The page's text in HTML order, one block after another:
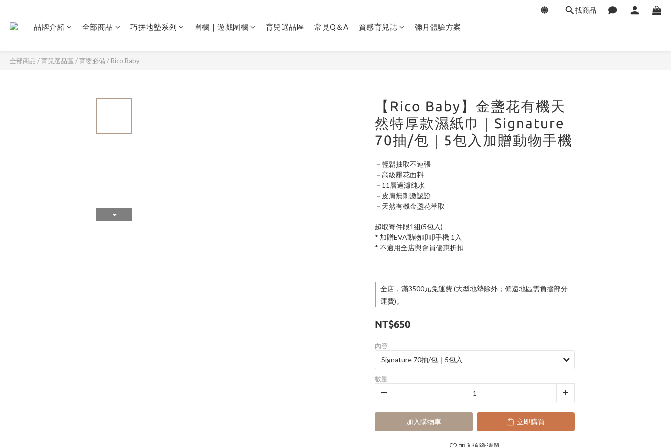
找商品
品牌介紹 全部商品 巧拼地墊系列 圍欄｜遊戲圍欄 育兒選品區 常見Q＆A 質感育兒誌 彌月體驗方案
全部商品 /育兒選品區 /育嬰必備/ Rico Baby
【Rico Baby】⾦盞花有機天
然特厚款濕紙⼱｜Signature
70抽/包｜5包入加贈動物手機
－輕鬆抽取不連張
－高級壓花面料
－11層過濾純水
－皮膚無刺激認證
－天然有機金盞花萃取
超取寄件限1組(5包入)
* 加贈EVA動物叩叩手機 1入
* 不適用全店與會員優惠折扣
全店，滿3500元免運費 (大型地墊除外；偏遠地區需負擔部分
運費)。
NT$650
內容
數量
加入購物車 立即購買